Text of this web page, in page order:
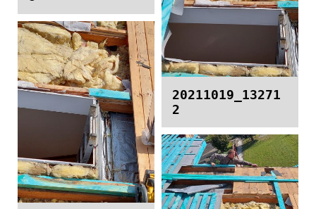
20211019_13271
2